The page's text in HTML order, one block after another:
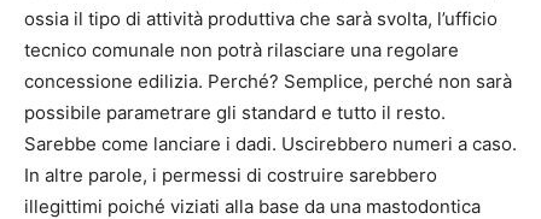
ossia il tipo di attività produttiva che sarà svolta, l’ufficio
tecnico comunale non potrà rilasciare una regolare
concessione edilizia. Perché? Semplice, perché non sarà
possibile parametrare gli standard e tutto il resto.
Sarebbe come lanciare i dadi. Uscirebbero numeri a caso.
In altre parole, i permessi di costruire sarebbero
illegittimi poiché viziati alla base da una mastodontica